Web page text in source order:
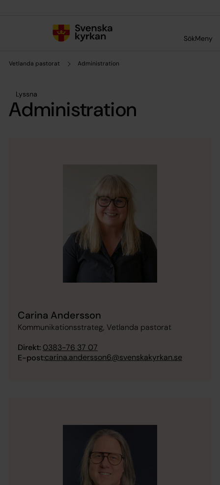
SökMeny
Vetlanda pastorat Administration
Lyssna
Administration
Carina Andersson
Kommunikationsstrateg, Vetlanda pastorat
Direkt: 0383-76 37 07
E-post:carina.andersson6@svenskakyrkan.se